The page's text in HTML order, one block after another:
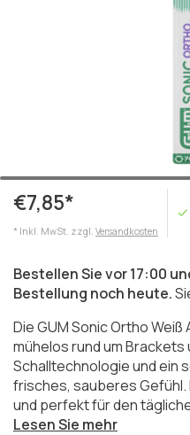
€7,85*
* Inkl. MwSt. zzgl. Versandkosten
Bestellen Sie vor 17:00
Bestellung noch heute.
Die GUM Sonic Ortho
mühelos rund um
Schalltechnologie und ein
frisches, sauberes
und perfekt für den
Lesen Sie mehr